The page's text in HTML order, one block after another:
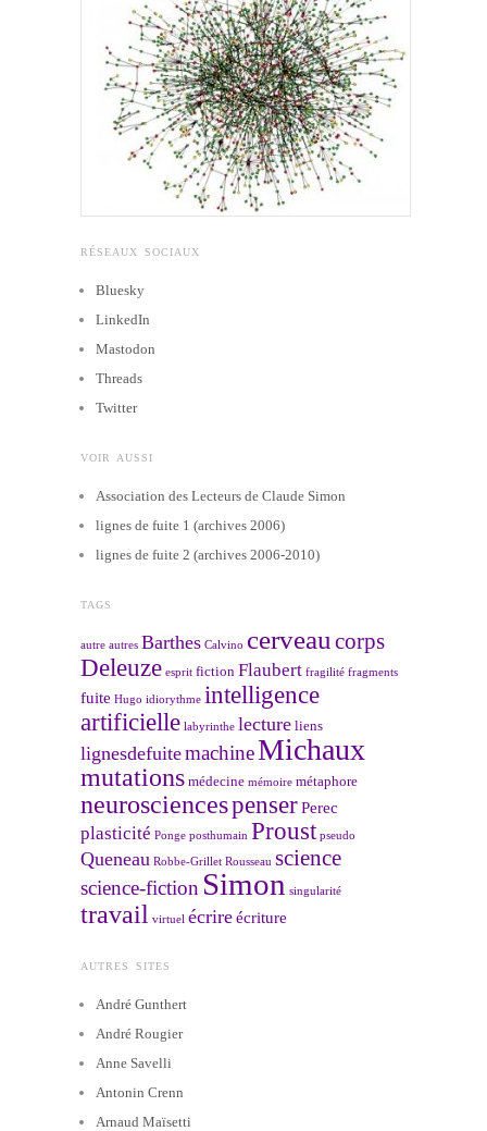
RÉSEAUX SOCIAUX
Bluesky
LinkedIn
Mastodon
Threads
Twitter
VOIR AUSSI
Association des Lecteurs de Claude Simon
lignes de fuite 1 (archives 2006)
lignes de fuite 2 (archives 2006-2010)
TAGS
autre autres Barthes Calvino cerveau corps
Deleuze esprit fiction Flaubert fragilité fragments
fuite Hugo idiorythme intelligence
artificielle labyrinthe lecture liens
lignesdefuitemachineMichaux
mutations médecine mémoire métaphore
neurosciencespenserPerec
plasticité Ponge posthumain Proust pseudo
Queneau Robbe-Grillet Rousseau science
science-fiction Simon singularité
travail virtuel écrireécriture
AUTRES SITES
André Gunthert
André Rougier
Anne Savelli
Antonin Crenn
Arnaud Maïsetti